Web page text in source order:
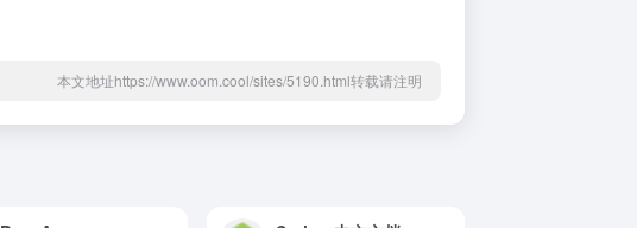
本文地址https://www.oom.cool/sites/5190.html转载请注明